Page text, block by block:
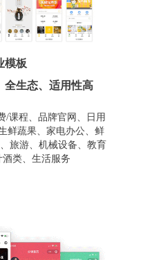
模板
全生态、适用性高
/课程、品牌官网、日用
鲜蔬果、家电办公、鲜
旅游、机械设备、教育
类、生活服务